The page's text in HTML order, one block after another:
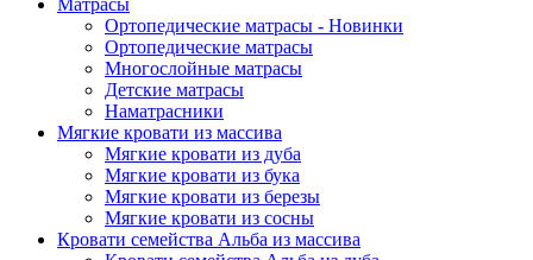
Матрасы
Ортопедические матрасы - Новинки
Ортопедические матрасы
Многослойные матрасы
Детские матрасы
Наматрасники
Мягкие кровати из массива
Мягкие кровати из дуба
Мягкие кровати из бука
Мягкие кровати из березы
Мягкие кровати из сосны
Кровати семейства Альба из массива